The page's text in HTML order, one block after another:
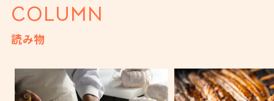
COLUMN
読み物